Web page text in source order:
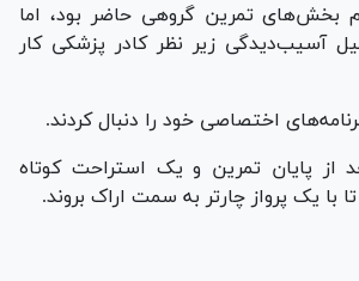
بخش‌های تمرین گروهی حاضر بود، اما
آسیب‌دیدگی زیر نظر کادر پزشکی کار
اختصاصی خود را دنبال کردند.
از پایان تمرین و یک استراحت کوتاه
با یک پرواز چارتر به سمت اراک بروند.